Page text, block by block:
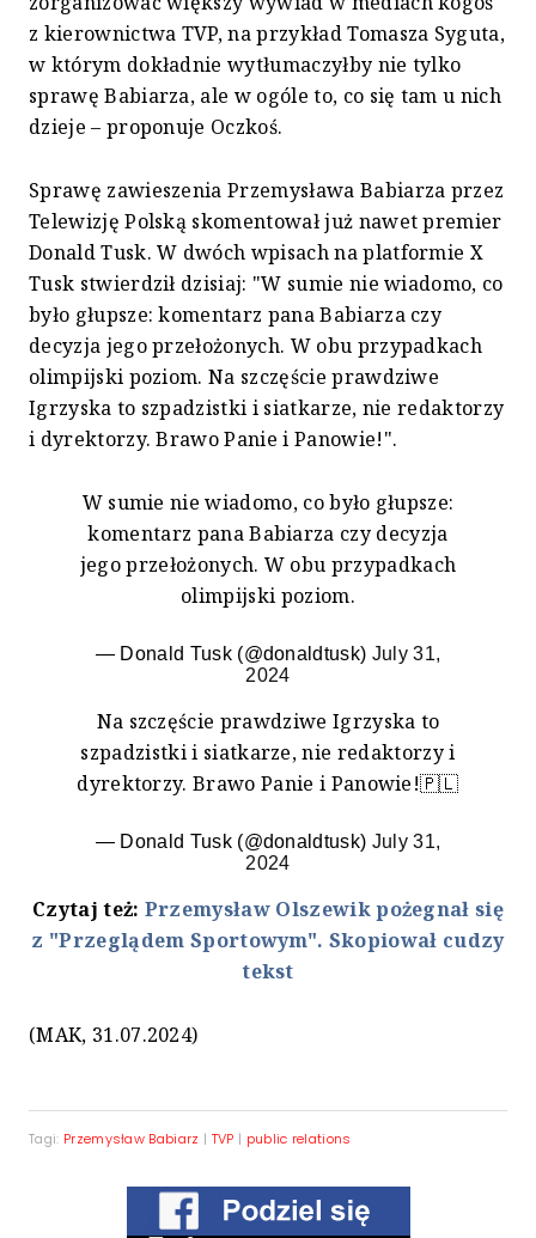
z kierownictwa TVP, na przykład Tomasza Syguta,
w którym dokładnie wytłumaczyłby nie tylko
sprawę Babiarza, ale w ogóle to, co się tam u nich
dzieje – proponuje Oczkoś.
Sprawę zawieszenia Przemysława Babiarza przez
Telewizję Polską skomentował już nawet premier
Donald Tusk. W dwóch wpisach na platformie X
Tusk stwierdził dzisiaj: "W sumie nie wiadomo, co
było głupsze: komentarz pana Babiarza czy
decyzja jego przełożonych. W obu przypadkach
olimpijski poziom. Na szczęście prawdziwe
Igrzyska to szpadzistki i siatkarze, nie redaktorzy
i dyrektorzy. Brawo Panie i Panowie!".
W sumie nie wiadomo, co było głupsze:
komentarz pana Babiarza czy decyzja
jego przełożonych. W obu przypadkach
olimpijski poziom.
— Donald Tusk (@donaldtusk) July 31,
2024
Na szczęście prawdziwe Igrzyska to
szpadzistki i siatkarze, nie redaktorzy i
dyrektorzy. Brawo Panie i Panowie!🇵🇱
— Donald Tusk (@donaldtusk) July 31,
2024
Czytaj też: Przemysław Olszewik pożegnał się
z "Przeglądem Sportowym". Skopiował cudzy
tekst
(MAK, 31.07.2024)
Tagi: Przemysław Babiarz | TVP | public relations